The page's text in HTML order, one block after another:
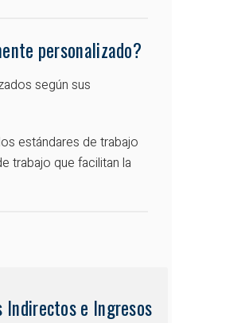
personalizado?
según sus
estándares de trabajo
trabajo que facilitan la
Indirectos e Ingresos